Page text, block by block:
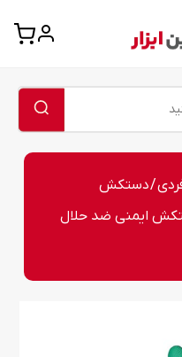
/دستکش
ایمنی ضد حلال